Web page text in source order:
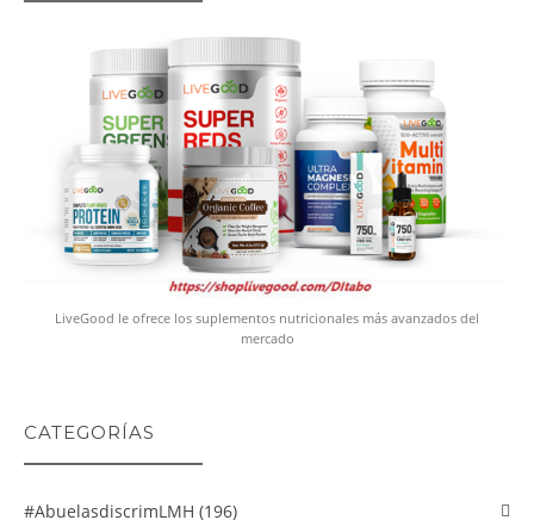
LiveGood le ofrece los suplementos nutricionales más avanzados del
mercado
CATEGORÍAS
#abuelasdiscrimLMH (196)